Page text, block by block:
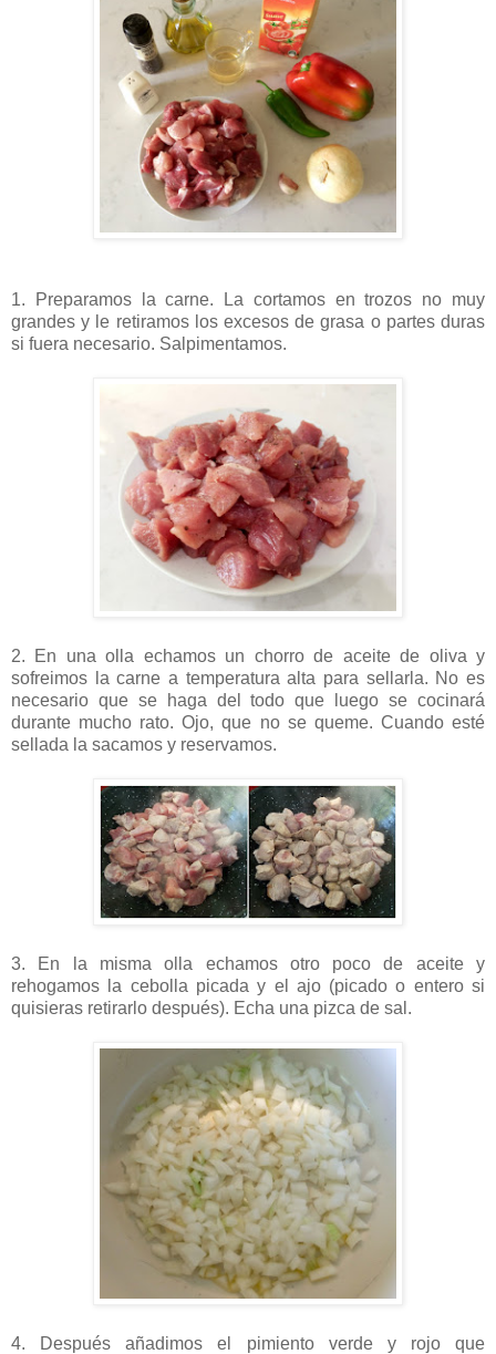
1. Preparamos la carne. La cortamos en trozos no muy
grandes y le retiramos los excesos de grasa o partes duras
si fuera necesario. Salpimentamos.
2. En una olla echamos un chorro de aceite de oliva y
sofreimos la carne a temperatura alta para sellarla. No es
necesario que se haga del todo que luego se cocinará
durante mucho rato. Ojo, que no se queme. Cuando esté
sellada la sacamos y reservamos.
3. En la misma olla echamos otro poco de aceite y
rehogamos la cebolla picada y el ajo (picado o entero si
quisieras retirarlo después). Echa una pizca de sal.
4. Después añadimos el pimiento verde y rojo que